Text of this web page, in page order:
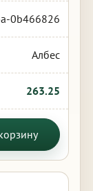
0b466826
Албес
263.25